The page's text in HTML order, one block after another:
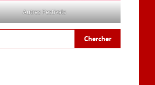
Autres Festivals